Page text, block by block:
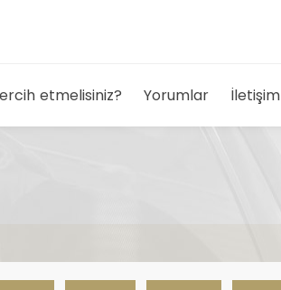
etmelisiniz? Yorumlar İletişim